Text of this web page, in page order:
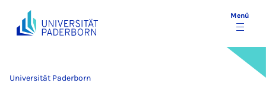
Menü
Universität Paderborn